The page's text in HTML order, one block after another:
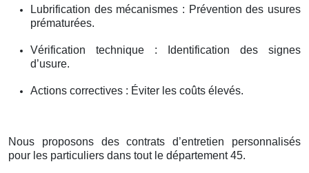
Lubrification des mécanismes : Prévention des usures
prématurées.
Vérification technique : Identification des signes
d’usure.
Actions correctives : Éviter les coûts élevés.
Nous proposons des contrats d’entretien personnalisés
pour les particuliers dans tout le département 45.